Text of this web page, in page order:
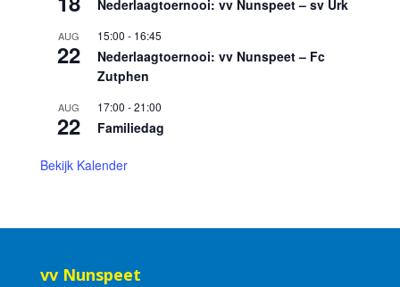
Nederlaagtoernooi: vv Nunspeet – sv Urk
AUG
22
15:00 - 16:45
Nederlaagtoernooi: vv Nunspeet – Fc
Zutphen
AUG
22
17:00 -21:00
Familiedag
Bekijk Kalender
vv Nunspeet